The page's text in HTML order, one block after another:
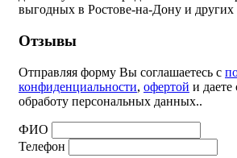
выгодных в Ростове-на-Дону и других
Отзывы
Отправляя форму Вы соглашаетесь с
конфиденциальности, офертой и даете
обработу персональных данных..
ФИО
Телефон